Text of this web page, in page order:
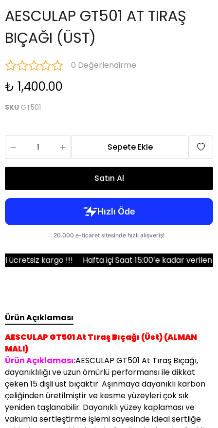
AESCULAP GT501 AT TIRAŞ
BIÇAĞI (ÜST)
0 Değerlendirme
₺ 1,400.00
SKU GT501
Sepete Ekle
Satın Al
kargo !!! Hafta içi Saat 15:00’e kadar verilen
Ürün Açıklaması
AESCULAP GT501 At Tıraş Bıçağı (Üst) (ALMAN
MALI)
Ürün Açıklaması:AESCULAP GT501 At Tıraş Bıçağı,
dayanıklılığı ve uzun ömürlü performansı ile dikkat
çeken 15 dişli üst bıçaktır. Aşınmaya dayanıklı karbon
çeliğinden üretilmiştir ve kesme yüzeyleri çok sık
yeniden taşlanabilir. Dayanıklı yüzey kaplaması ve
vakumla sertleştirme işlemi sayesinde ideal sertliğe